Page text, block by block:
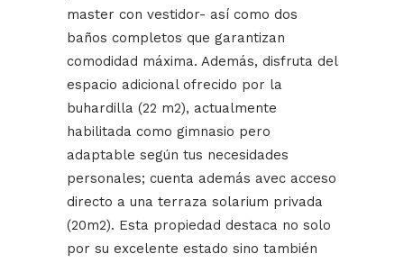
master con vestidor- así como dos
baños completos que garantizan
comodidad máxima. Además, disfruta del
espacio adicional ofrecido por la
buhardilla (22 m2), actualmente
habilitada como gimnasio pero
adaptable según tus necesidades
personales; cuenta además avec acceso
directo a una terraza solarium privada
(20m2). Esta propiedad destaca no solo
por su excelente estado sino también